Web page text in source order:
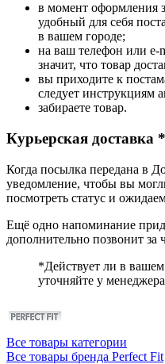
в момент оформления
удобный для себя
в вашем городе;
на ваш телефон или e-
значит, что товар
вы приходите к
следует инструкциям
забираете товар.
Курьерская доставка *
Когда посылка передана в
уведомление, чтобы вы
посмотреть статус и
Ещё одно напоминание
дополнительно позвонит за
*Действует ли в вашем
уточняйте у
Все товары категории
Все товары бренда Perfect Fit